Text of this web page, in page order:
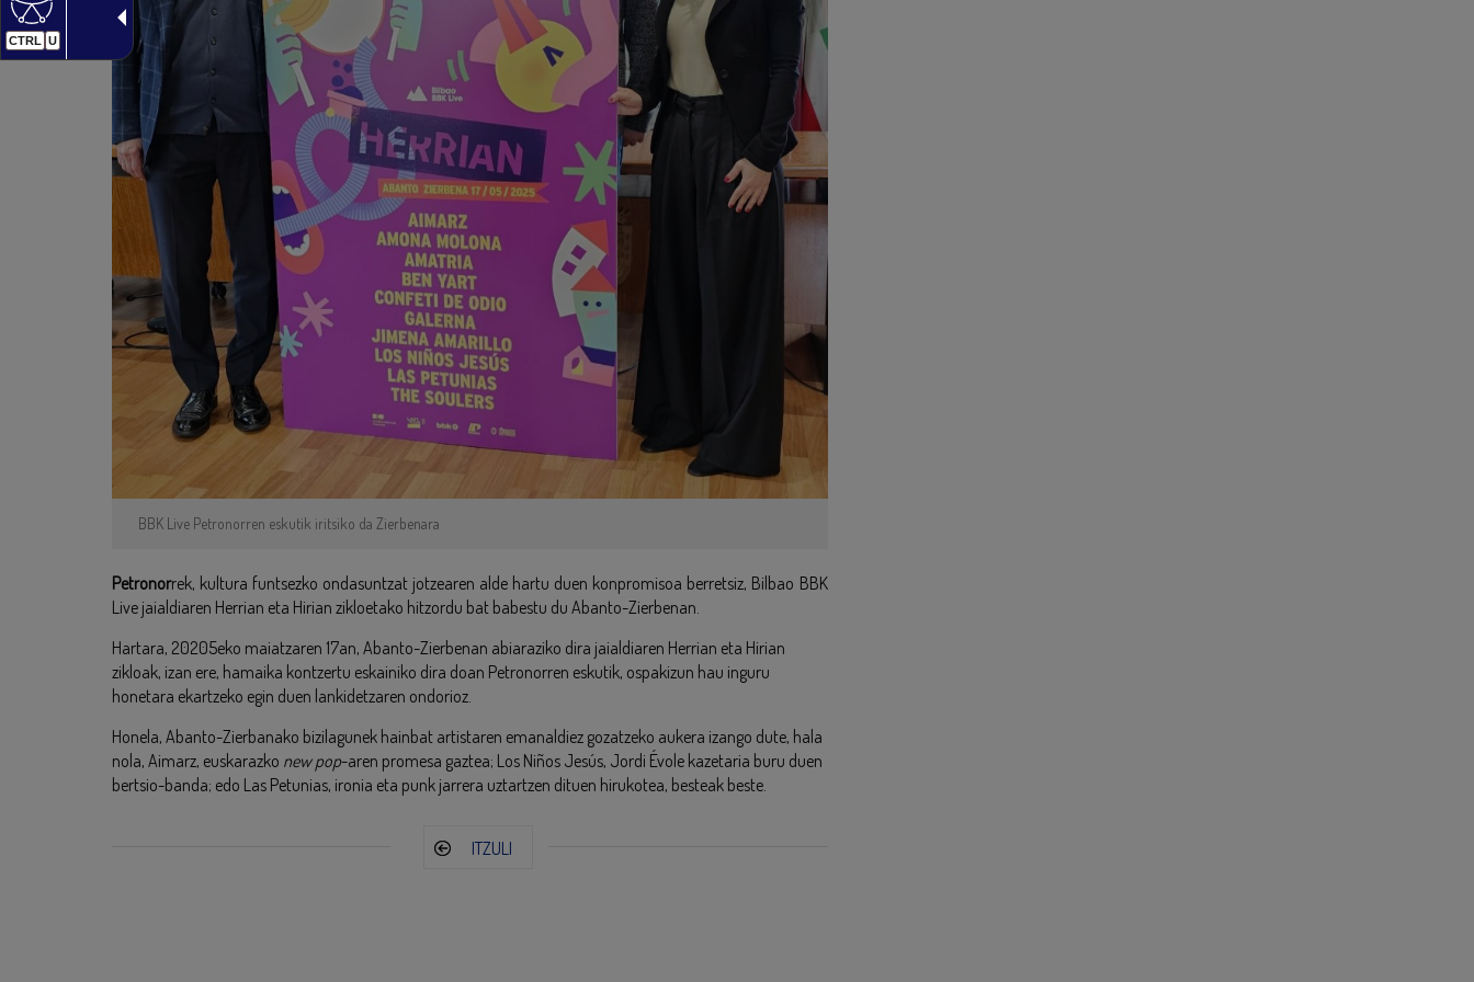
CTRL U
BBK Live Petronorren eskutik iritsiko da Zierbenara
Petronorrek, kultura funtsezko ondasuntzat jotzearen alde hartu duen konpromisoa berretsiz, Bilbao BBK
Live jaialdiaren Herrian eta Hirian zikloetako hitzordu bat babestu du Abanto-Zierbenan.
Hartara, 20205eko maiatzaren 17an, Abanto-Zierbenan abiaraziko dira jaialdiaren Herrian eta Hirian
zikloak, izan ere, hamaika kontzertu eskainiko dira doan Petronorren eskutik, ospakizun hau inguru
honetara ekartzeko egin duen lankidetzaren ondorioz.
Honela, Abanto-Zierbanako bizilagunek hainbat artistaren emanaldiez gozatzeko aukera izango dute, hala
nola, Aimarz, euskarazko new pop-aren promesa gaztea; Los Niños Jesús, Jordi Évole kazetaria buru duen
bertsio-banda; edo Las Petunias, ironia eta punk jarrera uztartzen dituen hirukotea, besteak beste.
ITZULI